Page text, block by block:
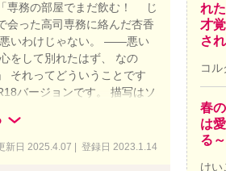
専務の部屋でまだ飲む！ じ
会った高司専務に絡んだ杏香
いわけじゃない。 ――悪い
をして別れたはず、 なの
それってどういうことです
バージョンです。 描写はソ
新日 2025.4.07 | 登録日 2023.1.14
れ
才
さ
コル
春
は
る～
けい